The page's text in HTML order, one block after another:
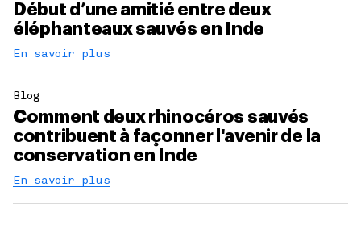
Début d’une amitié entre deux
éléphanteaux sauvés en Inde
En savoir plus
Blog
Comment deux rhinocéros sauvés
contribuent à façonner l'avenir de la
conservation en Inde
En savoir plus